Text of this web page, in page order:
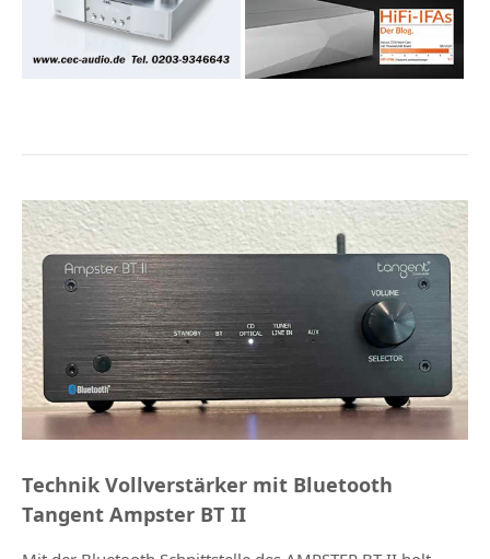
Technik Vollverstärker mit Bluetooth
Tangent Ampster BT II